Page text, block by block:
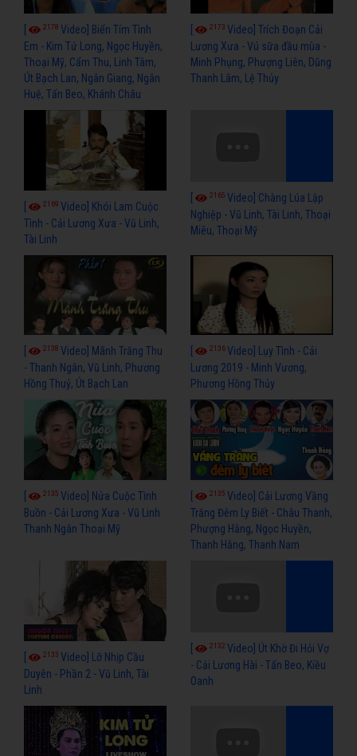
2178 Video] Biển Tím Tình
Em - Kim Tử Long, Ngọc Huyền,
Thoại Mỹ, Cẩm Thu, Linh Tâm,
Út Bạch Lan, Ngân Giang, Ngân
Huệ, Tấn Beo, Khánh Châu
2173 Video] Trích Đoạn Cải
Lương Xưa - Vú sữa đầu mùa -
Minh Phụng, Phượng Liên, Dũng
Thanh Lâm, Lệ Thủy
[ 2169 Video] Khói Lam Cuộc
Tình - Cải Lương Xưa - Vũ Linh,
Tài Linh
2165 Video] Chàng Lúa Lập
Nghiệp - Vũ Linh, Tài Linh, Thoại
Miêu, Thoại Mỹ
2138 Video] Mãnh Trăng Thu
- Thanh Ngân, Vũ Linh, Phương
Hồng Thuỷ, Út Bạch Lan
2136Video] Lụy Tình - Cải
Lương 2019 - Minh Vương,
Phương Hồng Thủy
2135 Video] Nửa Cuộc Tình
Buồn - Cải Lương Xưa - Vũ Linh
Thanh Ngân Thoại Mỹ
2135 Video] Cải Lương Vầng
Trăng Đêm Ly Biết - Châu Thanh,
Phượng Hằng, Ngọc Huyền,
Thanh Hằng, Thanh Nam
2133 Video] Lỡ Nhịp Cầu
Duyên - Phần 2 - Vũ Linh, Tài
Linh
2132 Video] Út Khờ Đi Hỏi Vợ
- Cải Lương Hài - Tấn Beo, Kiều
Oanh